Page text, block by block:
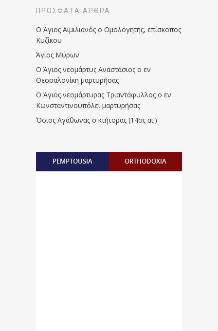
ΠΡΌΣΦΑΤΑ ΆΡΘΡΑ
Ο Άγιος Αιμιλιανός ο Ομολογητής, επίσκοπος
Κυζίκου
Άγιος Μύρων
Ο Άγιος νεομάρτυς Αναστάσιος ο εν
Θεσσαλονίκη μαρτυρήσας
Ο Άγιος νεομάρτυρας Τριαντάφυλλος ο εν
Κωνσταντινουπόλει μαρτυρήσας
Όσιος Αγάθωνας ο κτήτορας (14ος αι.)
PEMPTOUSIA ORTHODOXIA